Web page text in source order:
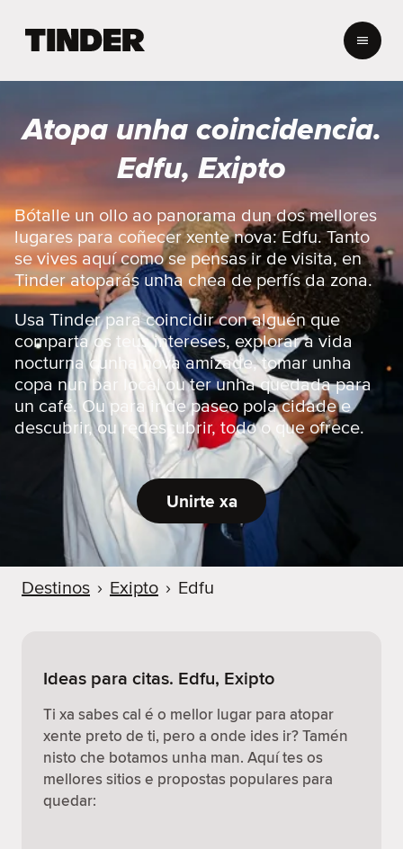
r
o
e
Atopa unha coincidencia.
Edfu, Exipto
Bótalle un ollo ao panorama dun dos mellores
lugares para coñecer xente nova: Edfu. Tanto
se vives aquí como se pensas ir de visita, en
Tinder atoparás unha chea de perfís da zona.
Usa Tinder para coincidir con alguén que
comparta os teus intereses, explorar a vida
nocturna cunha nova amizade, tomar unha
copa nun bar local ou ter unha quedada para
un café. Ou para ir de paseo pola cidade e
descubrir, ou redescubrir, todo o que ofrece.
Unirte xa
Destinos › Exipto › Edfu
Ideas para citas. Edfu, Exipto
Ti xa sabes cal é o mellor lugar para atopar
xente preto de ti, pero a onde ides ir? Tamén
nisto che botamos unha man. Aquí tes os
mellores sitios e propostas populares para
quedar: